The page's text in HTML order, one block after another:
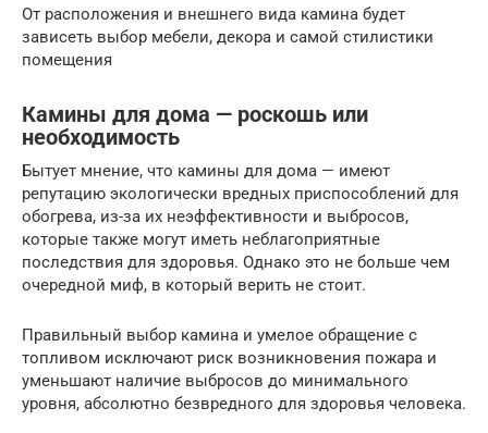
От расположения и внешнего вида камина будет
зависеть выбор мебели, декора и самой стилистики
помещения
Камины для дома — роскошь или
необходимость
Бытует мнение, что камины для дома — имеют
репутацию экологически вредных приспособлений для
обогрева, из-за их неэффективности и выбросов,
которые также могут иметь неблагоприятные
последствия для здоровья. Однако это не больше чем
очередной миф, в который верить не стоит.
Правильный выбор камина и умелое обращение с
топливом исключают риск возникновения пожара и
уменьшают наличие выбросов до минимального
уровня, абсолютно безвредного для здоровья человека.